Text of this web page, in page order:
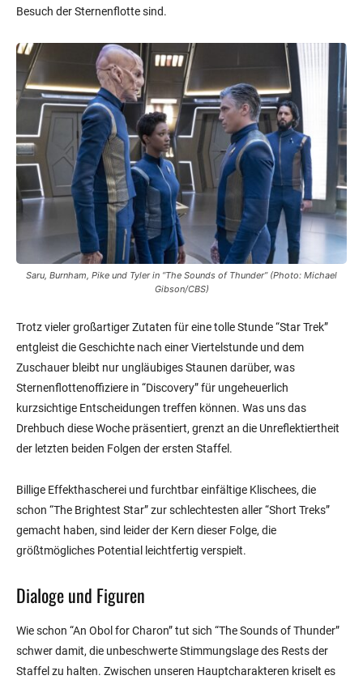
Besuch der Sternenflotte sind.
Saru, Burnham, Pike und Tyler in “The Sounds of Thunder” (Photo: Michael
Gibson/CBS)
Trotz vieler großartiger Zutaten für eine tolle Stunde “Star Trek”
entgleist die Geschichte nach einer Viertelstunde und dem
Zuschauer bleibt nur ungläubiges Staunen darüber, was
Sternenflottenoffiziere in “Discovery” für ungeheuerlich
kurzsichtige Entscheidungen treffen können. Was uns das
Drehbuch diese Woche präsentiert, grenzt an die Unreflektiertheit
der letzten beiden Folgen der ersten Staffel.
Billige Effekthascherei und furchtbar einfältige Klischees, die
schon “The Brightest Star” zur schlechtesten aller “Short Treks”
gemacht haben, sind leider der Kern dieser Folge, die
größtmögliches Potential leichtfertig verspielt.
Dialoge und Figuren
Wie schon “An Obol for Charon” tut sich “The Sounds of Thunder”
schwer damit, die unbeschwerte Stimmungslage des Rests der
Staffel zu halten. Zwischen unseren Hauptcharakteren kriselt es